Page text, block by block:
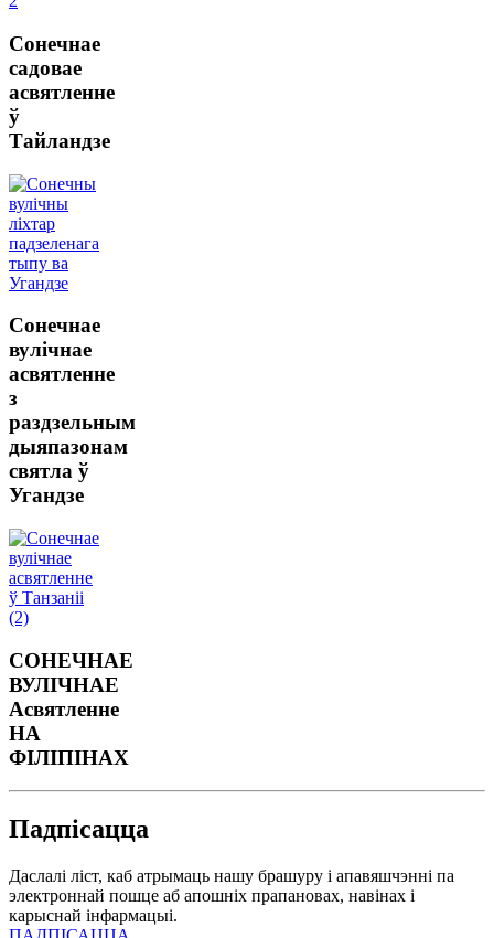
Сонечнае
садовае
асвятленне
ў
Тайландзе
Сонечнае
вулічнае
асвятленне
з
раздзельным
дыяпазонам
святла ў
Угандзе
СОНЕЧНАЕ
ВУЛІЧНАЕ
Асвятленне
НА
ФІЛІПІНАХ
Падпісацца
Даслалі ліст, каб атрымаць нашу брашуру і апавяшчэнні па
электроннай пошце аб апошніх прапановах, навінах і
карыснай інфармацыі.